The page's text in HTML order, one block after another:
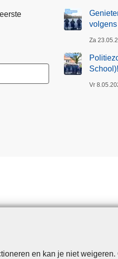
en kan je niet
Za
School)!
Vr
Privacy Cookies